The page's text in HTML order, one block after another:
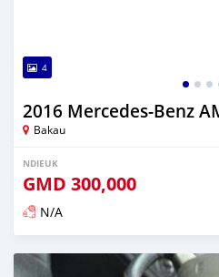
4
2016 Mercedes-Benz
Bakau
NDIEUK
GMD 300,000
N/A
Dougal na niou ko depuis over 1 years